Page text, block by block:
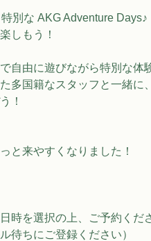
別な AKG Adventure Days♪
しもう！
自由に遊びながら特別な体
多国籍なスタッフと一緒
！
と来やすくなりました！
時を選択の上、ご予約くだ
待ちにご登録ください）